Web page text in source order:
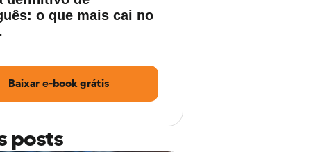
o que mais cai no
Baixar e-book grátis
posts